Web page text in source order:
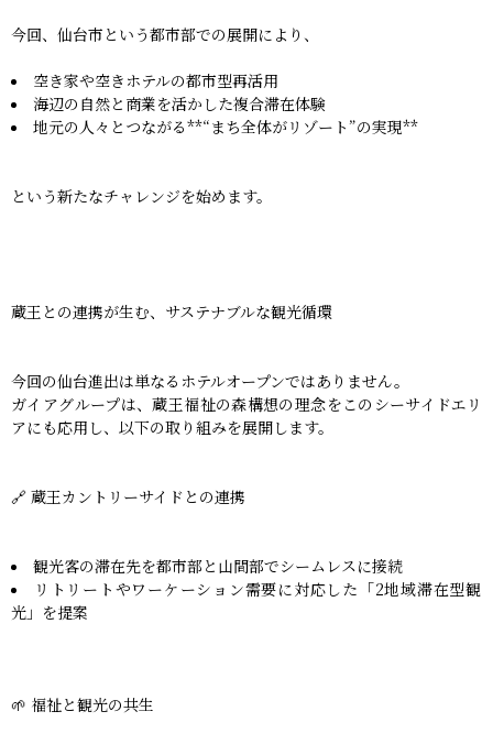
今回、仙台市という都市部での展開により、
空き家や空きホテルの都市型再活用
海辺の自然と商業を活かした複合滞在体験
地元の人々とつながる**“まち全体がリゾート”の実現**
という新たなチャレンジを始めます。
蔵王との連携が生む、サステナブルな観光循環
今回の仙台進出は単なるホテルオープンではありません。
ガイアグループは、蔵王福祉の森構想の理念をこのシーサイドエリ
アにも応用し、以下の取り組みを展開します。
🔗 蔵王カントリーサイドとの連携
観光客の滞在先を都市部と山間部でシームレスに接続
リトリートやワーケーション需要に対応した「2地域滞在型観
光」を提案
🌱 福祉と観光の共生